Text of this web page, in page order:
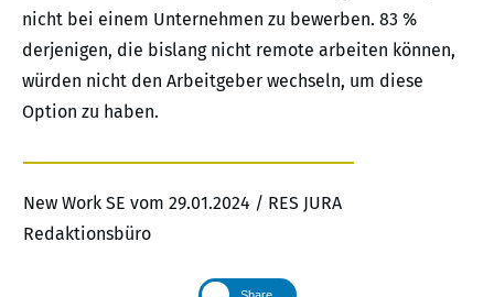
nicht bei einem Unternehmen zu bewerben. 83 %
derjenigen, die bislang nicht remote arbeiten können,
würden nicht den Arbeitgeber wechseln, um diese
Option zu haben.
New Work SE vom 29.01.2024 / RES JURA
Redaktionsbüro